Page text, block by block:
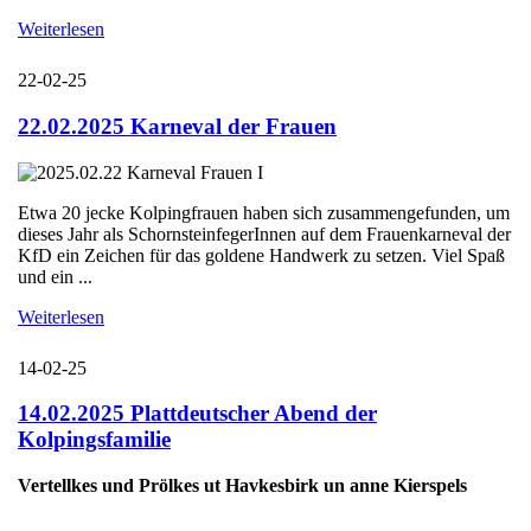
Weiterlesen
22-02-25
22.02.2025 Karneval der Frauen
Etwa 20 jecke Kolpingfrauen haben sich zusammengefunden, um
dieses Jahr als SchornsteinfegerInnen auf dem Frauenkarneval der
KfD ein Zeichen für das goldene Handwerk zu setzen. Viel Spaß
und ein ...
Weiterlesen
14-02-25
14.02.2025 Plattdeutscher Abend der
Kolpingsfamilie
Vertellkes und Prölkes ut Havkesbirk un anne Kierspels